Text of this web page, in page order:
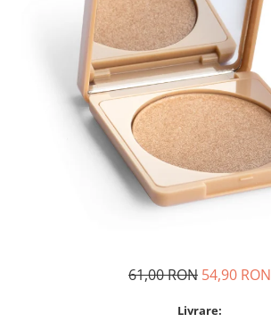
61,00 RON 54,90 RON
Livrare: